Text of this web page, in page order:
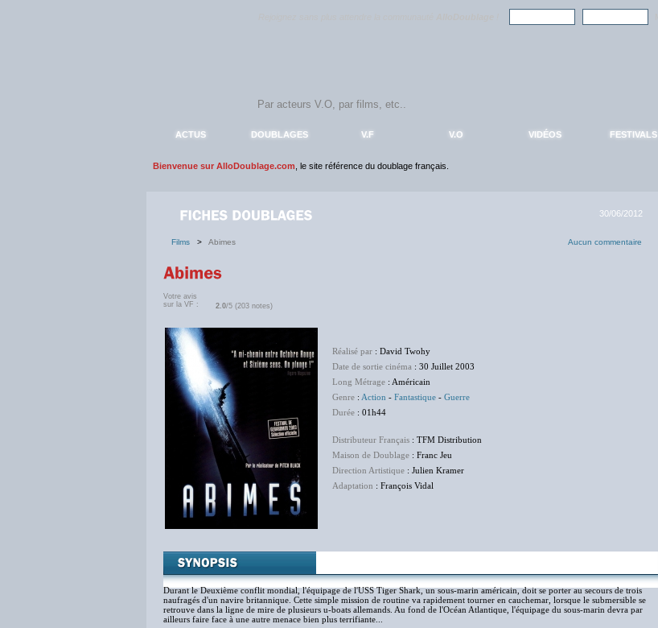
ACTUS DOUBLAGES V.F V.O VIDÉOS FESTIVALS
Bienvenue sur AlloDoublage.com , le site référence du doublage français.
30/06/2012
Films > Abimes Aucun commentaire
Votre avis
sur la VF :
2.0/5 (203 notes)
Réalisé par : David Twohy
Date de sortie cinéma : 30 Juillet 2003
Long Métrage : Américain
Genre : Action - Fantastique - Guerre
Durée : 01h44
Distributeur Français : TFM Distribution
Maison de Doublage : Franc Jeu
Direction Artistique : Julien Kramer
Adaptation : François Vidal
Durant le Deuxième conflit mondial, l'équipage de l'USS Tiger Shark, un sous-marin américain, doit se porter au secours de trois
naufragés d'un navire britannique. Cette simple mission de routine va rapidement tourner en cauchemar, lorsque le submersible se
retrouve dans la ligne de mire de plusieurs u-boats allemands. Au fond de l'Océan Atlantique, l'équipage du sous-marin devra par
ailleurs faire face à une autre menace bien plus terrifiante...